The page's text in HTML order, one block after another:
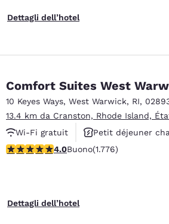
Dettagli dell’hotel
Comfort Suites West
10 Keyes Ways, West Warwick, RI,
13.4 km da Cranston, Rhode Island,
Wi-Fi gratuit
Petit déjeuner
Valutazione di 3.97 stelle. Buono. 1776
4.0Buono(1.776)
Dettagli dell’hotel